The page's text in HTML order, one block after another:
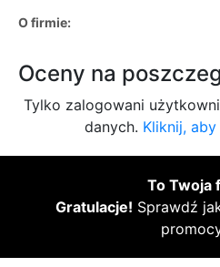
O firmie:
Oceny na
Tylko zalogowani
danych. Kliknij,
To Twoja
Gratulacje! Sprawdź